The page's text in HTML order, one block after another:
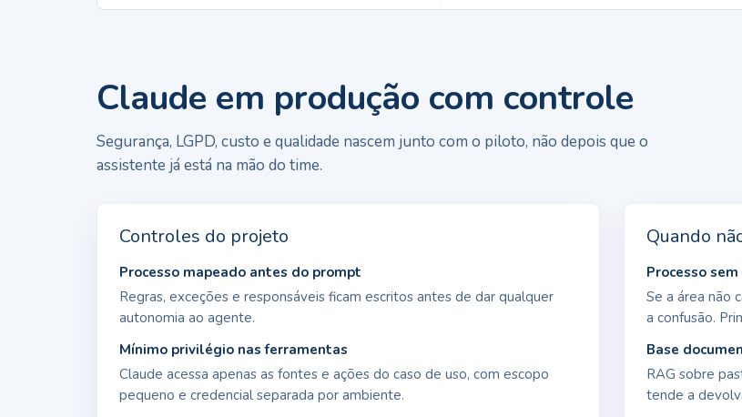
Claude em produção com controle
Segurança, LGPD, custo e qualidade nascem junto com o piloto, não depois que o
assistente já está na mão do time.
Controles do projeto
Processo mapeado antes do prompt
Regras, exceções e responsáveis ficam escritos antes de dar qualquer
autonomia ao agente.
Mínimo privilégio nas ferramentas
Claude acessa apenas as fontes e ações do caso de uso, com escopo
pequeno e credencial separada por ambiente.
Quando
Processo
Se a área não
a confusão.
Base
RAG sobre
tende a